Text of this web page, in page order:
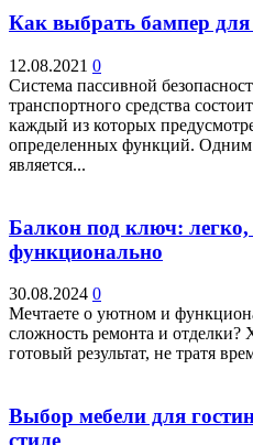
Как выбрать бампер
12.08.2021 0
Система пассивной
транспортного средства
каждый из которых
определенных функций.
является...
Балкон под ключ: легко,
функционально
30.08.2024 0
Мечтаете о уютном и
сложность ремонта и отделки?
готовый результат, не тратя
Выбор мебели для
стиле